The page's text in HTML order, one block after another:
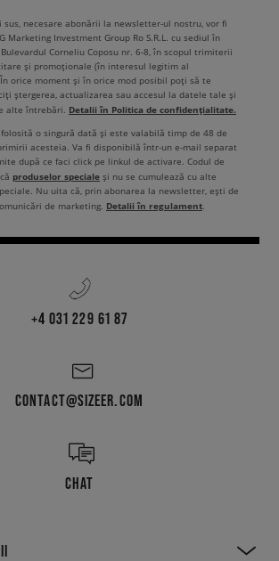
sus, necesare abonării la newsletter-ul nostru, vor fi
Marketing Investment Group Ro S.R.L. cu sediul în
Corneliu Coposu nr. 6-8, în scopul trimiterii
și promoționale (în interesul legitim al
orice moment și în orice mod posibil poți să te
ștergerea, actualizarea sau accesul la datele tale și
alte întrebări. Detalii în Politica de confidențialitate.
o singură dată și este valabilă timp de 48 de
acesteia. Va fi disponibilă într-un e-mail separat
după ce faci click pe linkul de activare. Codul de
produselor speciale și nu se cumulează cu alte
Nu uita că, prin abonarea la newsletter, ești de
de marketing. Detalii în regulament.
+4 031 229 61 87
CONTACT@SIZEER.COM
CHAT